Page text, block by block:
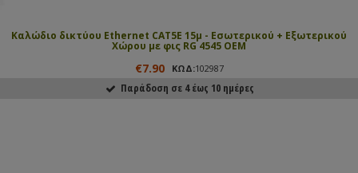
Καλώδιο δικτύου Ethernet CAT5E 15μ - Εσωτερικού + Εξωτερικού
Χώρου με φις RG 4545 ΟΕΜ
€7.90 ΚΩΔ:102987
Παράδοση σε 4 έως 10 ημέρες